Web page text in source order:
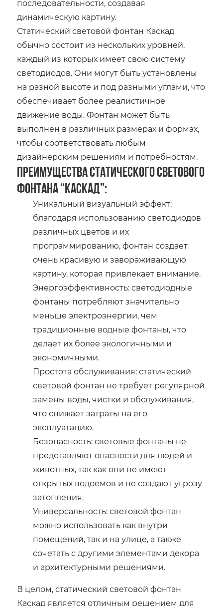
последовательности, создавая
динамическую картину.
Статический световой фонтан Каскад
обычно состоит из нескольких уровней,
каждый из которых имеет свою систему
светодиодов. Они могут быть установлены
на разной высоте и под разными углами, что
обеспечивает более реалистичное
движение воды. Фонтан может быть
выполнен в различных размерах и формах,
чтобы соответствовать любым
дизайнерским решениям и потребностям.
Преимущества статического светового
фонтана “Каскад”:
Уникальный визуальный эффект:
благодаря использованию светодиодов
различных цветов и их
программированию, фонтан создает
очень красивую и завораживающую
картину, которая привлекает внимание.
Энергоэффективность: светодиодные
фонтаны потребляют значительно
меньше электроэнергии, чем
традиционные водные фонтаны, что
делает их более экологичными и
экономичными.
Простота обслуживания: статический
световой фонтан не требует регулярной
замены воды, чистки и обслуживания,
что снижает затраты на его
эксплуатацию.
Безопасность: световые фонтаны не
представляют опасности для людей и
животных, так как они не имеют
открытых водоемов и не создают угрозу
затопления.
Универсальность: световой фонтан
можно использовать как внутри
помещений, так и на улице, а также
сочетать с другими элементами декора
и архитектурными решениями.
В целом, статический световой фонтан
Каскад является отличным решением для